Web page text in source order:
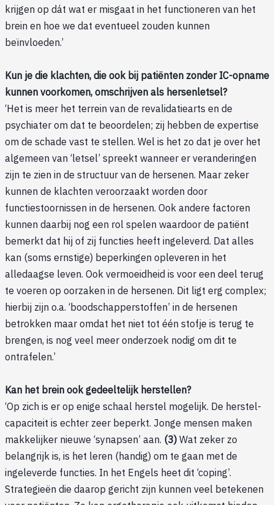
krijgen op dát wat er misgaat in het functioneren van het
brein en hoe we dat eventueel zouden kunnen
beïnvloeden.’
Kun je die klachten, die ook bij patiënten zonder IC-opname
kunnen voorkomen, omschrijven als hersenletsel?
‘Het is meer het terrein van de revalidatiearts en de
psychiater om dat te beoordelen; zij hebben de expertise
om de schade vast te stellen. Wel is het zo dat je over het
algemeen van ‘letsel’ spreekt wanneer er veranderingen
zijn te zien in de structuur van de hersenen. Maar zeker
kunnen de klachten veroorzaakt worden door
functiestoornissen in de hersenen. Ook andere factoren
kunnen daarbij nog een rol spelen waardoor de patiënt
bemerkt dat hij of zij functies heeft ingeleverd. Dat alles
kan (soms ernstige) beperkingen opleveren in het
alledaagse leven. Ook vermoeidheid is voor een deel terug
te voeren op oorzaken in de hersenen. Dit ligt erg complex;
hierbij zijn o.a. ‘boodschapperstoffen’ in de hersenen
betrokken maar omdat het niet tot één stofje is terug te
brengen, is nog veel meer onderzoek nodig om dit te
ontrafelen.’
Kan het brein ook gedeeltelijk herstellen?
‘Op zich is er op enige schaal herstel mogelijk. De herstel-
capaciteit is echter zeer beperkt. Jonge mensen maken
makkelijker nieuwe ‘synapsen’ aan. (3) Wat zeker zo
belangrijk is, is het leren (handig) om te gaan met de
ingeleverde functies. In het Engels heet dit ‘coping’.
Strategieën die daarop gericht zijn kunnen veel betekenen